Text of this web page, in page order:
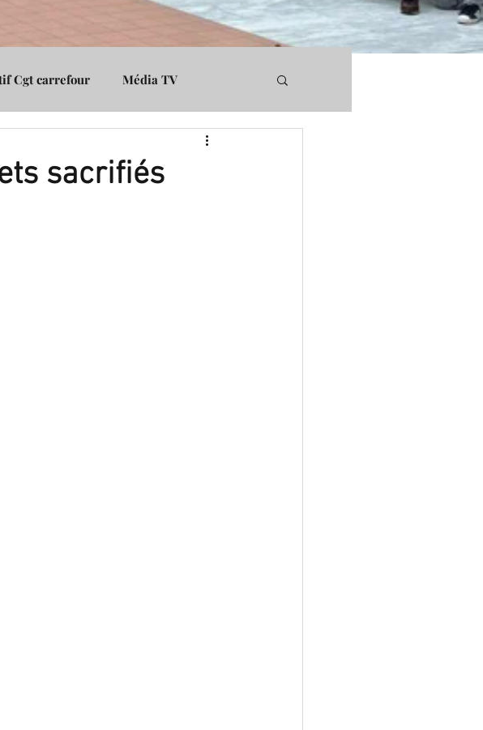
Cgt carrefour Média TV
Médiapart
sacrifiés